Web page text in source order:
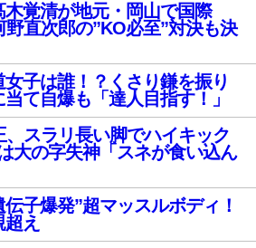
木覚清が地元・岡山で国際
直次郎の”KO必至”対決も決
子は誰！？くさり鎌を振り
て自爆も「達人目指す！」
、スラリ長い脚でハイキック
大の字失神「スネが食い込ん
子爆発”超マッスルボディ！
え